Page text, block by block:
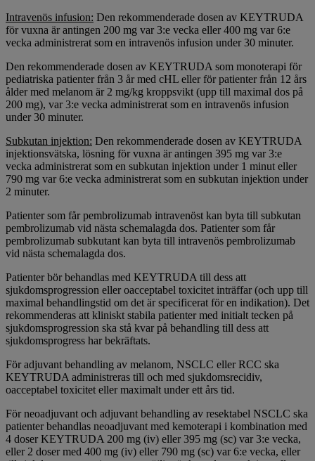
Intravenös infusion: Den rekommenderade dosen av KEYTRUDA
för vuxna är antingen 200 mg var 3:e vecka eller 400 mg var 6:e
vecka administrerat som en intravenös infusion under 30 minuter.
Den rekommenderade dosen av KEYTRUDA som monoterapi för
pediatriska patienter från 3 år med cHL eller för patienter från 12 års
ålder med melanom är 2 mg/kg kroppsvikt (upp till maximal dos på
200 mg), var 3:e vecka administrerat som en intravenös infusion
under 30 minuter.
Subkutan injektion: Den rekommenderade dosen av KEYTRUDA
injektionsvätska, lösning för vuxna är antingen 395 mg var 3:e
vecka administrerat som en subkutan injektion under 1 minut eller
790 mg var 6:e vecka administrerat som en subkutan injektion under
2 minuter.
Patienter som får pembrolizumab intravenöst kan byta till subkutan
pembrolizumab vid nästa schemalagda dos. Patienter som får
pembrolizumab subkutant kan byta till intravenös pembrolizumab
vid nästa schemalagda dos.
Patienter bör behandlas med KEYTRUDA till dess att
sjukdomsprogression eller oacceptabel toxicitet inträffar (och upp till
maximal behandlingstid om det är specificerat för en indikation). Det
rekommenderas att kliniskt stabila patienter med initialt tecken på
sjukdomsprogression ska stå kvar på behandling till dess att
sjukdomsprogress har bekräftats.
För adjuvant behandling av melanom, NSCLC eller RCC ska
KEYTRUDA administreras till och med sjukdomsrecidiv,
oacceptabel toxicitet eller maximalt under ett års tid.
För neoadjuvant och adjuvant behandling av resektabel NSCLC ska
patienter behandlas neoadjuvant med kemoterapi i kombination med
4 doser KEYTRUDA 200 mg (iv) eller 395 mg (sc) var 3:e vecka,
eller 2 doser med 400 mg (iv) eller 790 mg (sc) var 6:e vecka, eller